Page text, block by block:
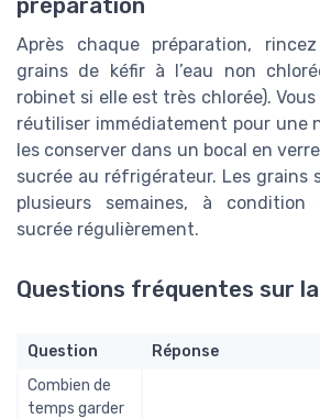
préparation
Après chaque préparation,
grains de kéfir à l’eau non
robinet si elle est très chlorée).
réutiliser immédiatement pour une
les conserver dans un bocal en
sucrée au réfrigérateur. Les grains
plusieurs semaines, à condition
sucrée régulièrement.
Questions fréquentes sur
Question
Réponse
Combien de
temps garder